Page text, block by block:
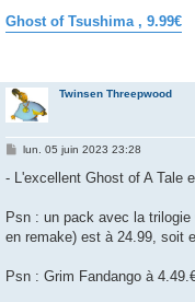
s
s
Ghost of Tsushima , 9.99€
Twinsen Threepwood
M
s
g
lun. 05 juin 2023 23:28
- L'excellent Ghost of A Tale
Psn : un pack avec la
en remake) est à 24.99, soit
Psn : Grim Fandango à